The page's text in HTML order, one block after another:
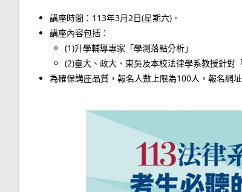
講座時間：113年3月2日(星期六)。
講座內容包括：
(1)升學輔導專家「學測落點分析」
(2)臺大、政大、東吳及本校法律學系教授針對
為確保講座品質，報名人數上限為100人，報名網址